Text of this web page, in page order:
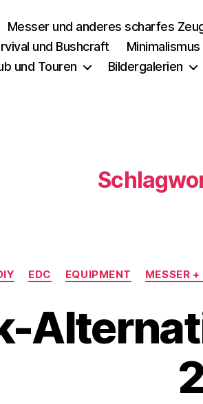
Messer und anderes scharfes
und Bushcraft
und Touren
Bildergalerien
EDC EQUIPMENT MESSER
2